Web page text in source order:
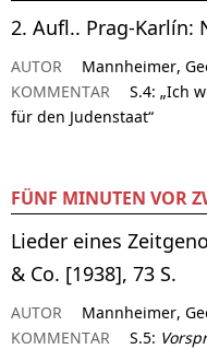
2. Aufl.. Prag-Karlín:
AUTOR Mannheimer,
KOMMENTAR
S.4: „Ich
für den Judenstaat“
FÜNF MINUTEN VOR
Lieder eines
& Co. [1938], 73 S.
AUTOR Mannheimer,
KOMMENTAR
S.5: